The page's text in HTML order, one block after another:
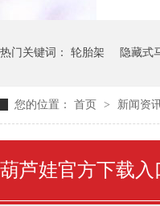
热门关键词： 轮胎架 隐藏式
您的位置： 首页 > 新闻资
葫芦娃官方下载入